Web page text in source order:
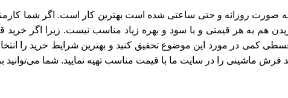
روزانه و حتی ساعتی شده است بهترین کار است. اگر شما کارمند
هم به هر قیمتی و با سود و بهره زیاد مناسب نیست. زیرا اگر خرید
کمی در مورد این موضوع تحقیق کنید و بهترین شرایط خرید را
فرش ماشینی را در سایت ما با قیمت مناسب تهیه نمایید. شما می‌توانید